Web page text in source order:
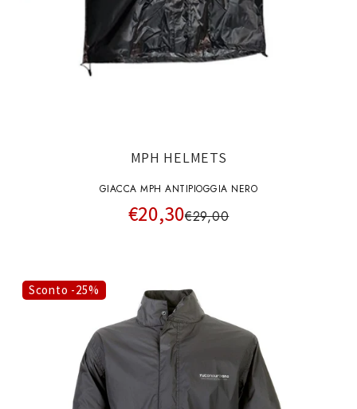
MPH HELMETS
GIACCA MPH ANTIPIOGGIA NERO
€20,30€29,00
Sconto -25%